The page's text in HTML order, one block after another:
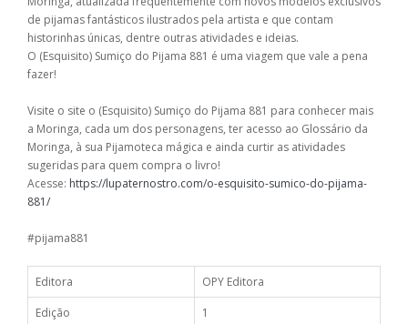
de pijamas fantásticos ilustrados pela artista e que contam
historinhas únicas, dentre outras atividades e ideias.
O (Esquisito) Sumiço do Pijama 881 é uma viagem que vale a pena
fazer!
Visite o site o (Esquisito) Sumiço do Pijama 881 para conhecer mais
a Moringa, cada um dos personagens, ter acesso ao Glossário da
Moringa, à sua Pijamoteca mágica e ainda curtir as atividades
sugeridas para quem compra o livro!
Acesse: https://lupaternostro.com/o-esquisito-sumico-do-pijama-
881/
#pijama881
Editora
OPY Editora
Edição
1